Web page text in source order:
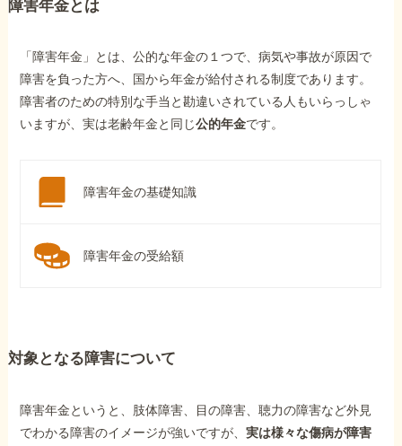
障害年金とは
「障害年金」とは、公的な年金の１つで、病気や事故が原因で
障害を負った方へ、国から年金が給付される制度であります。
障害者のための特別な手当と勘違いされている人もいらっしゃ
いますが、実は老齢年金と同じ公的年金です。
障害年金の基礎知識
障害年金の受給額
対象となる障害について
障害年金というと、肢体障害、目の障害、聴力の障害など外見
でわかる障害のイメージが強いですが、実は様々な傷病が障害